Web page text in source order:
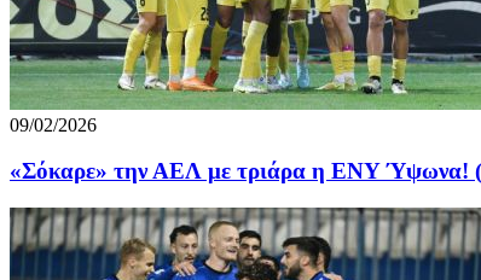
09/02/2026
«Σόκαρε» την ΑΕΛ με τριάρα η ΕΝΥ Ύψωνα!